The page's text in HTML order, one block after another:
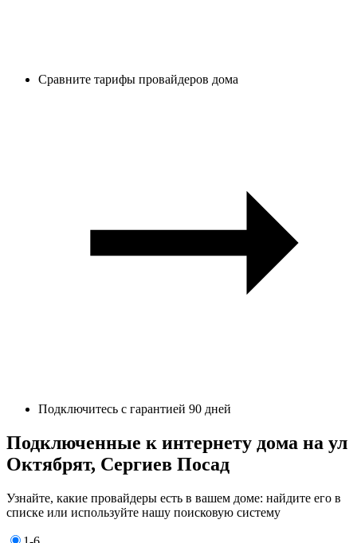
Сравните тарифы провайдеров дома
Подключитесь с гарантией 90 дней
Подключенные к интернету дома на ул
Октябрят, Сергиев Посад
Узнайте, какие провайдеры есть в вашем доме: найдите его в
списке или используйте нашу поисковую систему